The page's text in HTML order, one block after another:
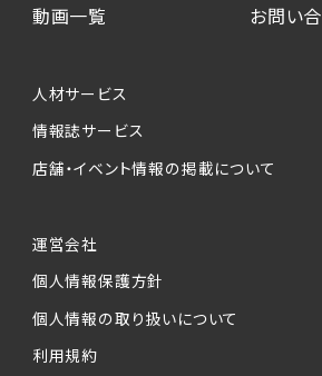
動画一覧
お問い
人材サービス
情報誌サービス
店舗・イベント情報の掲載について
運営会社
個人情報保護方針
個人情報の取り扱いについて
利用規約